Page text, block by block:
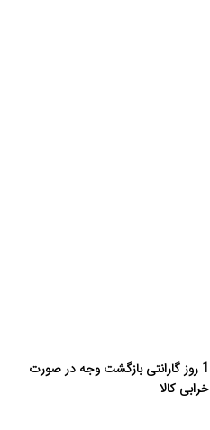
1 روز گارانتی بازگشت وجه در صورت
خرابی کالا